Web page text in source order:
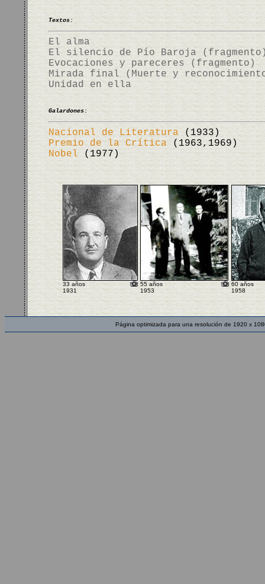
Textos:
El alma
El silencio de Pío Baroja
Evocaciones y pareceres (fragmento)
Mirada final (Muerte y
Unidad en ella
Galardones:
Nacional de Literatura(1933)
Premio de la Crítica (1963,1969)
Nobel (1977)
33 años
1931
55 años
1953
60 años
1958
Página optimizada para una resolución de 1920 x